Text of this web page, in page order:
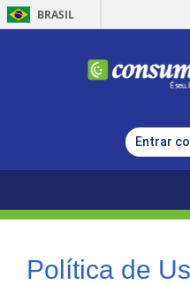
BRASIL
Entrar
Política de